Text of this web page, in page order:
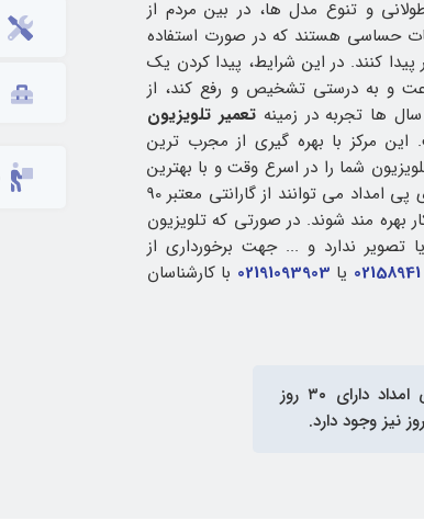
و تنوع مدل‌ ها، در بین مردم از
حساسی هستند که در صورت استفاده
کنند. در این شرایط، پیدا کردن یک
و به درستی تشخیص و رفع کند، از
ها تجربه در زمینهتعمیر تلویزیون‌
مرکز با بهره‌ گیری از مجرب‌ ترین
شما را در اسرع وقت و با بهترین
کیفیت حل خواهد کرد. مشتریان با استفاده از خدمات آی پی امداد می توانند از گارانتی معتبر 90
کار بهره مند شوند. در صورتی که تلویزیون
ندارد و ... جهت برخورداری از
02158941 یا 02191093903 با کارشناسان
در آی‌پی امداد دارای ۳۰ روز